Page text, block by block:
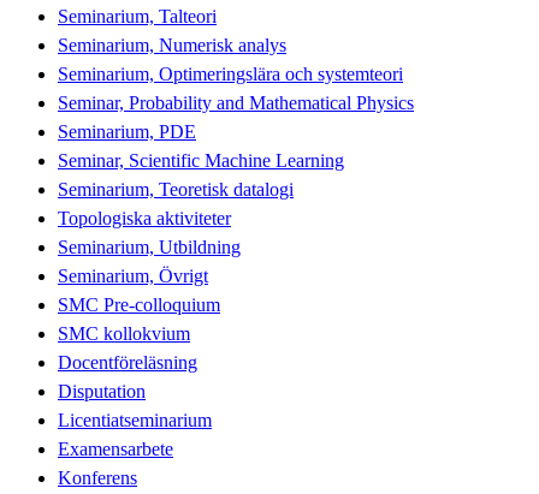
Seminarium, Talteori
Seminarium, Numerisk analys
Seminarium, Optimeringslära och systemteori
Seminar, Probability and Mathematical Physics
Seminarium, PDE
Seminar, Scientific Machine Learning
Seminarium, Teoretisk datalogi
Topologiska aktiviteter
Seminarium, Utbildning
Seminarium, Övrigt
SMC Pre-colloquium
SMC kollokvium
Docentföreläsning
Disputation
Licentiatseminarium
Examensarbete
Konferens